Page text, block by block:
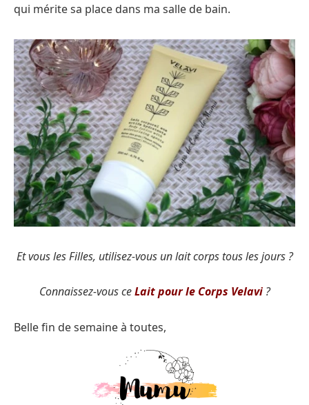
qui mérite sa place dans ma salle de bain.
Et vous les Filles, utilisez-vous un lait corps tous les jours ?
Connaissez-vous ceLait pour le Corps Velavi?
Belle fin de semaine à toutes,